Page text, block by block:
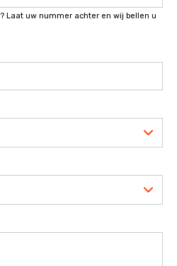
Laat uw nummer achter en wij bellen u